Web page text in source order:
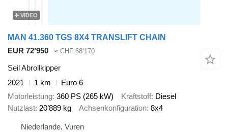
VIDEO
MAN 41.360 TGS 8X4 TRANSLIFT CHAIN
EUR 72’950
≈ CHF 68’170
Seil Abrollkipper
2021
1 km
Euro 6
Motorleistung 360 PS (265 kW) Kraftstoff Diesel
Nutzlast 20’889 kg Achsenkonfiguration 8x4
Niederlande, Vuren